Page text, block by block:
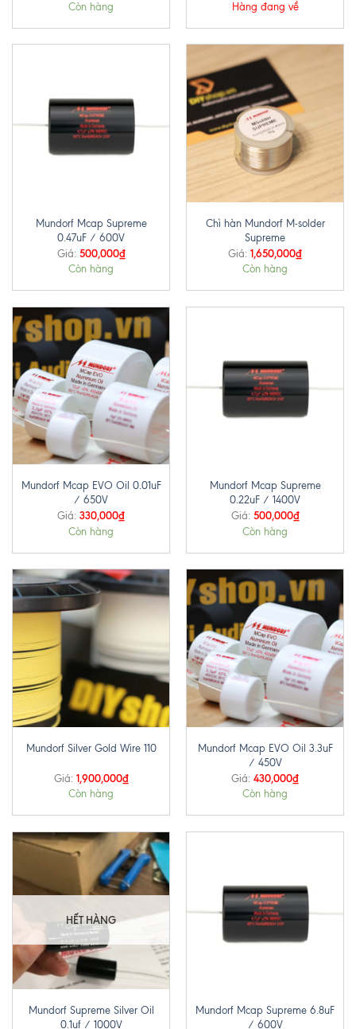
Còn hàng Hàng đang về
Mundorf Mcap Supreme
0.47uF / 600V
Giá: 500,000₫
Còn hàng
Chì hàn Mundorf M-solder
Supreme
Giá: 1,650,000₫
Còn hàng
Mundorf Mcap EVO Oil 0.01uF
/ 650V
Giá: 330,000₫
Còn hàng
Mundorf Mcap Supreme
0.22uF / 1400V
Giá: 500,000₫
Còn hàng
Mundorf Silver Gold Wire 110
Giá: 1,900,000₫
Còn hàng
Mundorf Mcap EVO Oil 3.3uF
/ 450V
Giá: 430,000₫
Còn hàng
HẾT HÀNG
Mundorf Supreme Silver Oil
0.1uf / 1000V
Mundorf Mcap Supreme 6.8uF
/ 600V